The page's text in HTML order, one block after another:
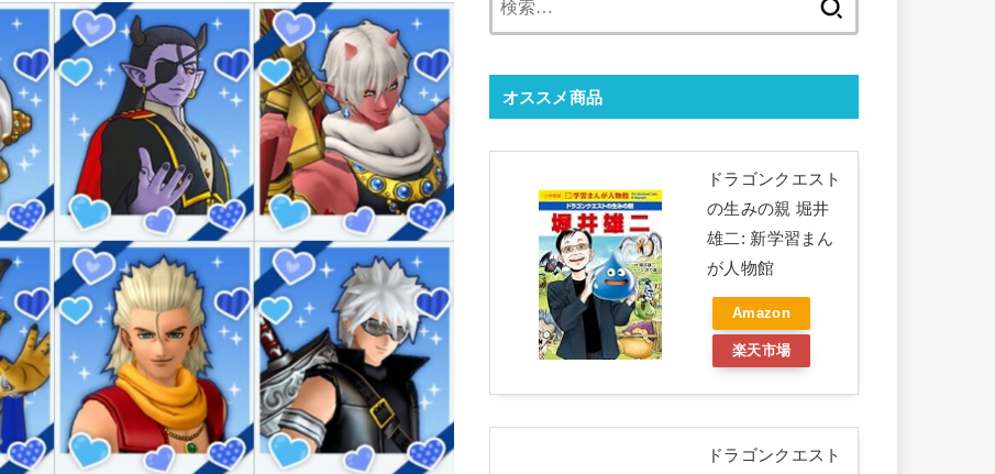
オススメ商品
ドラゴンクエスト
の生みの親 堀井
雄二: 新学習まん
が人物館
Amazon
楽天市場
ドラゴンクエスト